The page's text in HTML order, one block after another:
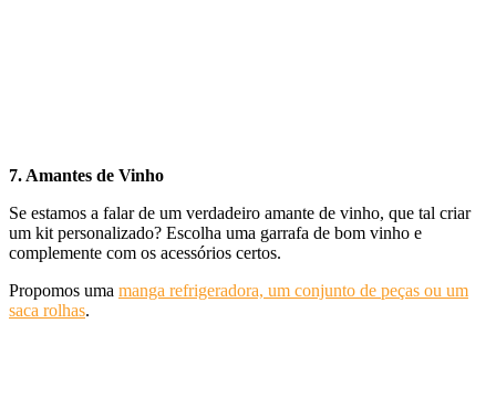
7. Amantes de Vinho
Se estamos a falar de um verdadeiro amante de vinho, que tal criar
um kit personalizado? Escolha uma garrafa de bom vinho e
complemente com os acessórios certos.
Propomos uma manga refrigeradora, um conjunto de peças ou um
saca rolhas.